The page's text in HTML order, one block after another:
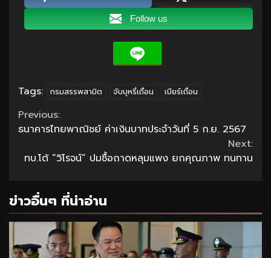
Follow us
Tags: กรมสรรพสามิต จับบุหรี่เถื่อน เบียร์เถื่อน
Continue
Reading
Previous:
ธนาคารไทยพาณิชย์ ค่าเงินบาทประจำวันที่ 5 ก.ย. 2567
Next:
ทบ.โต้ “วิโรจน์” ปมซื้อถาดหลุมแพง ยกคุณภาพ ทนทาน
ข่าวอื่นๆ ที่น่าอ่าน